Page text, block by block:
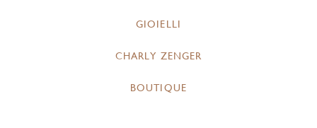
GIOIELLI
CHARLY ZENGER
BOUTIQUE